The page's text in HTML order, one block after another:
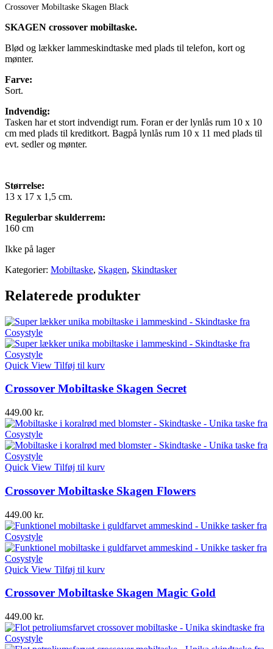
Crossover Mobiltaske Skagen Black
SKAGEN crossover mobiltaske.
Blød og lækker lammeskindtaske med plads til telefon, kort og
mønter.
Farve:
Sort.
Indvendig:
Tasken har et stort indvendigt rum. Foran er der lynlås rum 10 x 10
cm med plads til kreditkort. Bagpå lynlås rum 10 x 11 med plads til
evt. sedler og mønter.
Størrelse:
13 x 17 x 1,5 cm.
Regulerbar skulderrem:
160 cm
Ikke på lager
Kategorier: Mobiltaske, Skagen, Skindtasker
Relaterede produkter
Quick View Tilføj til kurv
Crossover Mobiltaske Skagen Secret
449.00 kr.
Quick View Tilføj til kurv
Crossover Mobiltaske Skagen Flowers
449.00 kr.
Quick View Tilføj til kurv
Crossover Mobiltaske Skagen Magic Gold
449.00 kr.